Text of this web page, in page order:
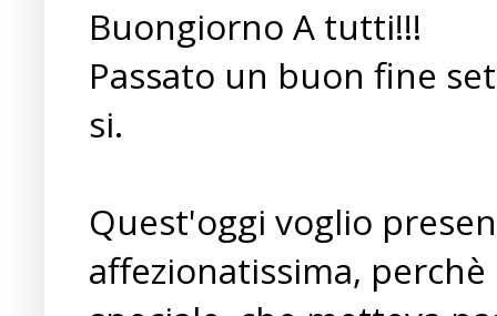
Buongiorno A tutti!!!
Passato un buon fine
si.
Quest'oggi voglio
affezionatissima,